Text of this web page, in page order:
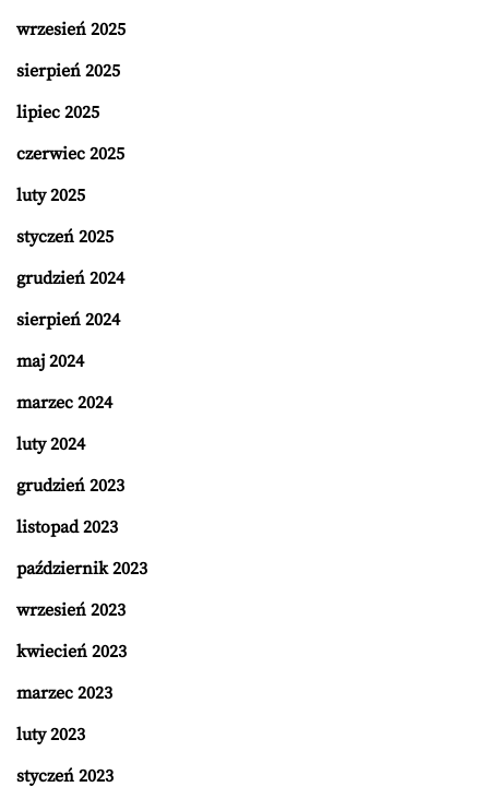
wrzesień 2025
sierpień 2025
lipiec 2025
czerwiec 2025
luty 2025
styczeń 2025
grudzień 2024
sierpień 2024
maj 2024
marzec 2024
luty 2024
grudzień 2023
listopad 2023
październik 2023
wrzesień 2023
kwiecień 2023
marzec 2023
luty 2023
styczeń 2023